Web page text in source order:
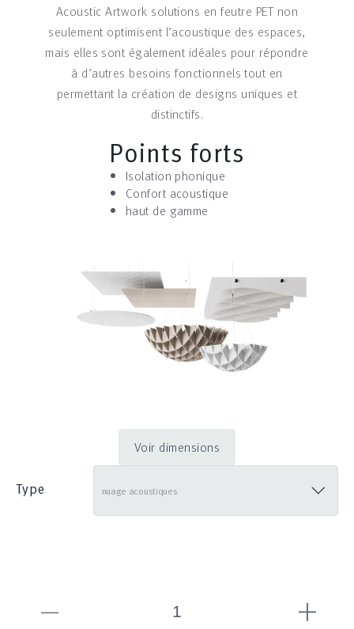
Acoustic Artwork solutions en feutre PET non
seulement optimisent l’acoustique des espaces,
mais elles sont également idéales pour répondre
à d’autres besoins fonctionnels tout en
permettant la création de designs uniques et
distinctifs.
Points forts
Isolation phonique
Confort acoustique
haut de gamme
Voir dimensions
Type